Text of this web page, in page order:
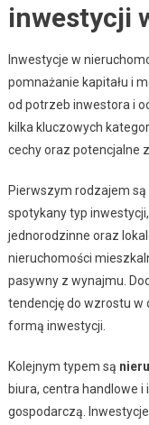
inwestycji
Inwestycje w
pomnażanie kapitału i
od potrzeb inwestora i
kilka kluczowych
cechy oraz potencjalne
Pierwszym rodzajem są
spotykany typ
jednorodzinne oraz
nieruchomości
pasywny z wynajmu.
tendencję do wzrostu w
formą inwestycji.
Kolejnym typem są
biura, centra handlowe
gospodarczą.